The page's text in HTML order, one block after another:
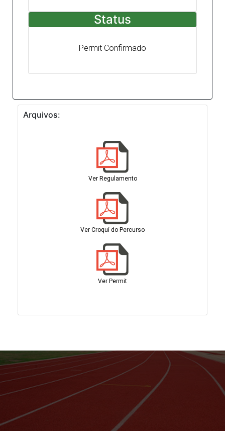
Status
Permit Confirmado
Arquivos:
Ver Regulamento
Ver Croquí do Percurso
Ver Permit